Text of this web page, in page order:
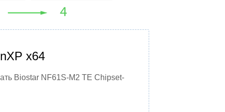
x64
Biostar NF61S-M2 TE Chipset-